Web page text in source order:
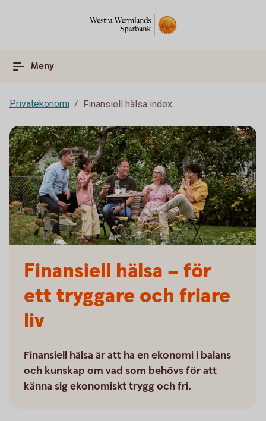
Meny
Privatekonomi Finansiell hälsa index
Finansiell hälsa – för
ett tryggare och friare
liv
Finansiell hälsa är att ha en ekonomi i balans
och kunskap om vad som behövs för att
känna sig ekonomiskt trygg och fri.